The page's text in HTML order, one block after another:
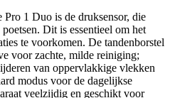
1 Duo is de druksensor, die
Dit is essentieel om het
te voorkomen. De tandenborstel
voor zachte, milde reiniging;
van oppervlakkige vlekken
modus voor de dagelijkse
veelzijdig en geschikt voor